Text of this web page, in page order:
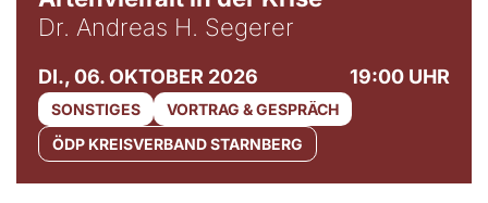
Dr. Andreas H. Segerer
DI., 06. OKTOBER 2026 19:00 UHR
SONSTIGES
VORTRAG & GESPRÄCH
ÖDP KREISVERBAND STARNBERG